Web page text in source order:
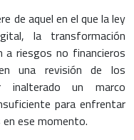
de aquel en el que la ley
la transformación
a riesgos no financieros
una revisión de los
inalterado un marco
para enfrentar
ese momento.